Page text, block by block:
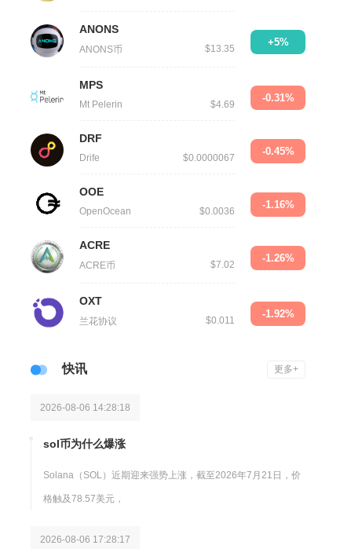
ANONS
ANONS币 $13.35
+5%
MPS
Mt Pelerin $4.69
-0.31%
DRF
Drife $0.0000067
-0.45%
OOE
OpenOcean $0.0036
-1.16%
ACRE
ACRE币 $7.02
-1.26%
OXT
兰花协议 $0.011
-1.92%
快讯 更多+
2026-08-06 14:28:18
sol币为什么爆涨
Solana（SOL）近期迎来强势上涨，截至2026年7月21日，价
格触及78.57美元，
2026-08-06 17:28:17